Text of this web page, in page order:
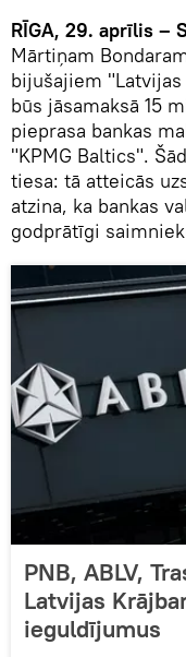
RĪGA, 29. aprīlis –
Mārtiņam
bijušajiem
būs jāsamaksā 15
pieprasa bankas
"KPMG Baltics".
tiesa: tā atteicās
atzina, ka bankas
godprātīgi
PNB, ABLV,
Latvijas
ieguldījumus